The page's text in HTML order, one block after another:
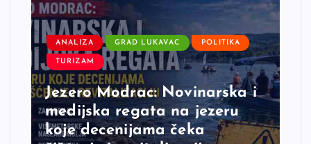
ANALIZA GRAD LUKAVAC POLITIKA
TURIZAM
Jezero Modrac: Novinarska i
medijska regata na jezeru
koje decenijama čeka